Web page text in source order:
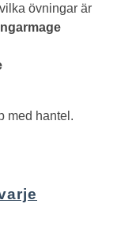
övningar är
mage
med hantel.